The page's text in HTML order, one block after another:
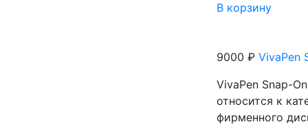
В корзину
9000 ₽ VivaPen
VivaPen Snap-
относится к
фирменного